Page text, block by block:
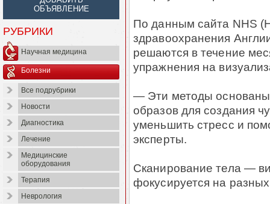
ОБЪЯВЛЕНИЕ
РУБРИКИ
Научная медицина
Болезни
Все подрубрики
Новости
Диагностика
Лечение
Медицинские
оборудования
Терапия
Неврология
По данным сайта NHS
здравоохранения
решаются в течение
упражнения на
— Эти методы
образов для создания
уменьшить стресс и
эксперты.
Сканирование тела —
фокусируется на